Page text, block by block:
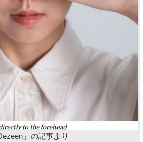
」の記事より